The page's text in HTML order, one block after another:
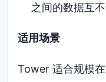
之间的数据互不
适用场景
Tower 适合规模